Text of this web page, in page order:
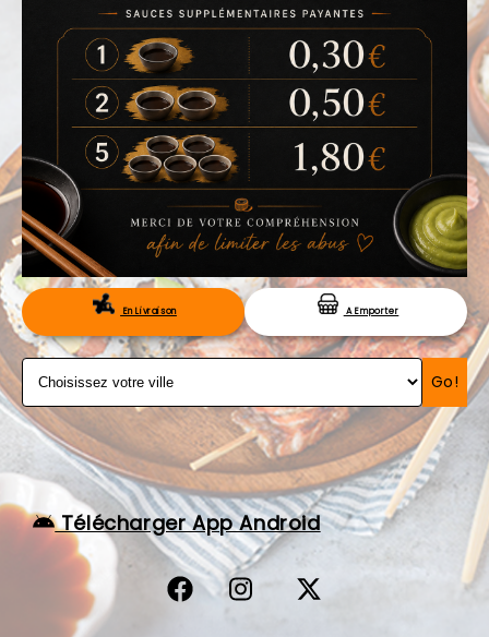
LA CARTE
VOTRE COMPTE
NOTRE RESTAURANT
VOS AVIS
MENTIONS LÉGALES
C.G.V
RÉSERVATIONEn Livraison A Emporter
Go!
Télécharger App Android